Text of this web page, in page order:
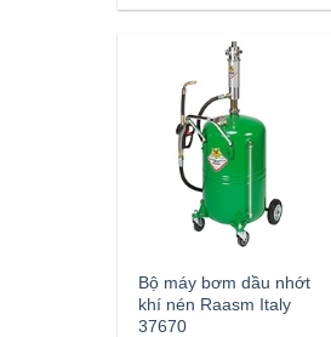
Bộ máy bơm dầu nhớt
khí nén Raasm Italy
37670